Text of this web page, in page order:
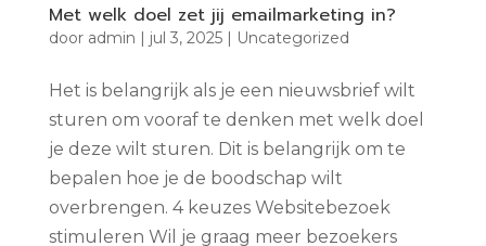
Met welk doel zet jij emailmarketing in?
door admin | jul 3, 2025| Uncategorized
Het is belangrijk als je een nieuwsbrief wilt
sturen om vooraf te denken met welk doel
je deze wilt sturen. Dit is belangrijk om te
bepalen hoe je de boodschap wilt
overbrengen. 4 keuzes Websitebezoek
stimuleren Wil je graag meer bezoekers